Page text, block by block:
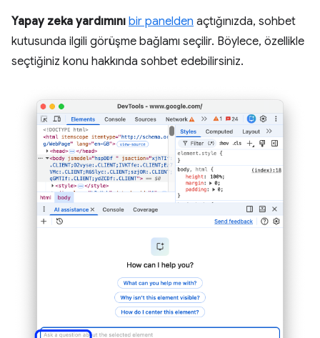
Yapay zeka yardımını bir panelden açtığınızda, sohbet
kutusunda ilgili görüşme bağlamı seçilir. Böylece, özellikle
seçtiğiniz konu hakkında sohbet edebilirsiniz.